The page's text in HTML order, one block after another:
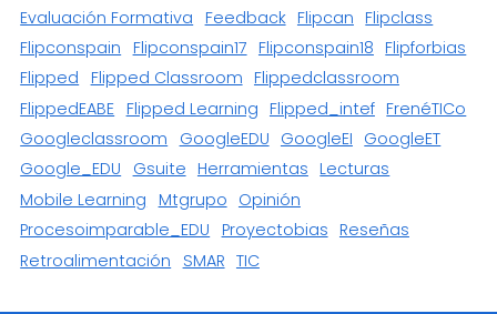
Evaluación Formativa
Feedback Flipcan Flipclass
Flipconspain
Flipconspain17 Flipconspain18 Flipforbias
Flipped
Flipped Classroom Flippedclassroom
FlippedEABE Flipped Learning Flipped_intef FrenéTICo
Googleclassroom
GoogleEDU GoogleEI GoogleET
Google_EDU
Gsuite Herramientas Lecturas
Mobile Learning
Mtgrupo Opinión
Procesoimparable_EDU
Proyectobias Reseñas
Retroalimentación
SMAR TIC